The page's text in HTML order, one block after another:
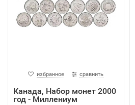
избранное сравнить
Канада, Набор монет 2000
год - Миллениум